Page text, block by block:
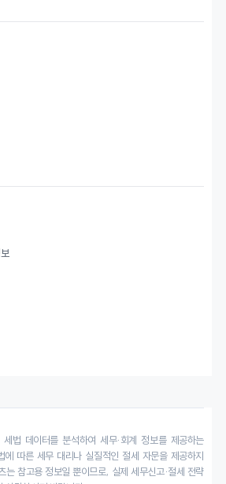
법 데이터를 분석하여 세무·회계 정보를 제공하는
에 따른 세무 대리나 실질적인 절세 자문을 제공하지
는 참고용 정보일 뿐이므로, 실제 세무신고·절세 전략